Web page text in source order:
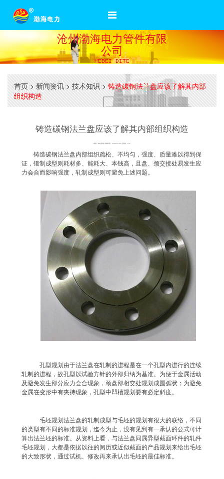
沧州渤海电力管件有限
公司
HEBEI DITE
首页> 新闻资讯> 技术知识 > 铸造碳钢法兰盘应该了解其内部
组织构造
铸造碳钢法兰盘应该了解其内部组织构造
来源：本站原创 发布时间：2020-03-23 点击数：194
铸造碳钢法兰盘内部组织疏松、不均匀，强度、质量难以得到保
证，锻制成型则耗材多、能耗大、本钱高，且盘、颈交接处易发生应
力会合而影响强度，轧制成型则可避免上述问题。
孔型规划由于法兰盘在轧制的进程是在一个孔型内进行的连续
轧制的进程，故孔型以试验方针的外部归纳为基准。为便于金属活动
及避免发生部分应力会合现象，颈盘部相交处规划成圆弧状；为避免
金属在变形中有夹持现象，孔型中凹槽规划要有必定斜度。
毛坯规划法兰盘的轧制成型与毛坯的规划有很大的联络，不同
的类型有不同的标准规划，迄今为止，没有见到有一承认的公式可计
算出法兰坯的标准。从资料上看，与法兰盘同属异型截面环件的轧件
毛坯规划，大都是依据以往的阅历或近似截面的产品规划来给出毛坯
的大致形状，通过试机、修改再来承认出毛坯的最佳标准。